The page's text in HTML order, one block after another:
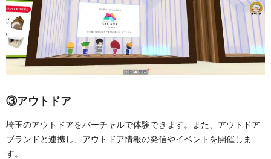
③アウトドア
埼玉のアウトドアをバーチャルで体験できます。また、アウトドア
ブランドと連携し、アウトドア情報の発信やイベントを開催しま
す。